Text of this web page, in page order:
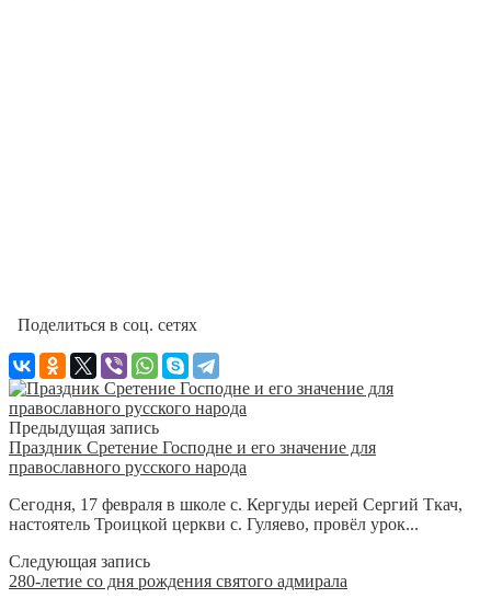
Поделиться в соц. сетях
Предыдущая запись
Праздник Сретение Господне и его значение для
православного русского народа
Сегодня, 17 февраля в школе с. Кергуды иерей Сергий Ткач,
настоятель Троицкой церкви с. Гуляево, провёл урок...
Следующая запись
280-летие со дня рождения святого адмирала